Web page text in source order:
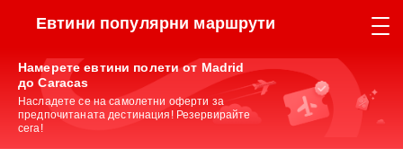
Евтини популярни маршрути
Намерете евтини полети от Madrid
до Caracas
Насладете се на самолетни оферти за
предпочитаната дестинация! Резервирайте
сега!